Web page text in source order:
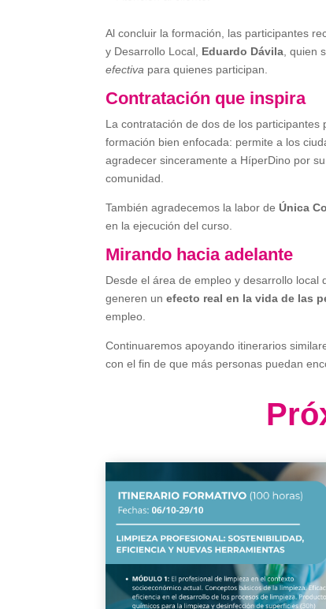
Al concluir la formación, las participantes
y Desarrollo Local, Eduardo Dávila , quien
efectiva para quienes participan.
Contratación que inspira
La contratación de dos de los
formación bien enfocada: permite a los
agradecer sinceramente a HíperDino por
comunidad.
También agradecemos la labor deÚnica
en la ejecución del curso.
Mirando hacia adelante
Desde el área de empleo y desarrollo
generen unefecto real en la vida de las
empleo.
Continuaremos apoyando itinerarios
con el fin de que más personas puedan